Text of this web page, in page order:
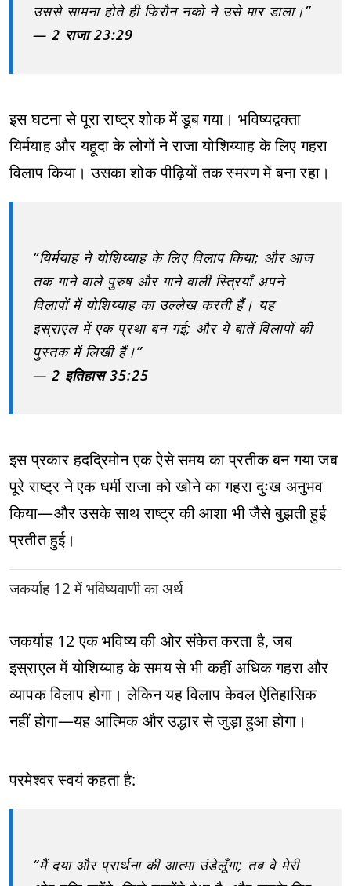
उससे सामना होते ही फिरौन नको ने उसे मार डाला।”
— 2 राजा 23:29
इस घटना से पूरा राष्ट्र शोक में डूब गया। भविष्यद्वक्ता
यिर्मयाह और यहूदा के लोगों ने राजा योशिय्याह के लिए गहरा
विलाप किया। उसका शोक पीढ़ियों तक स्मरण में बना रहा।
“यिर्मयाह ने योशिय्याह के लिए विलाप किया; और आज
तक गाने वाले पुरुष और गाने वाली स्त्रियाँ अपने
विलापों में योशिय्याह का उल्लेख करती हैं। यह
इस्राएल में एक प्रथा बन गई; और ये बातें विलापों की
पुस्तक में लिखी हैं।”
— 2 इतिहास 35:25
इस प्रकार हदद्रिमोन एक ऐसे समय का प्रतीक बन गया जब
पूरे राष्ट्र ने एक धर्मी राजा को खोने का गहरा दुःख अनुभव
किया—और उसके साथ राष्ट्र की आशा भी जैसे बुझती हुई
प्रतीत हुई।
जकर्याह 12 में भविष्यवाणी का अर्थ
जकर्याह 12 एक भविष्य की ओर संकेत करता है, जब
इस्राएल में योशिय्याह के समय से भी कहीं अधिक गहरा और
व्यापक विलाप होगा। लेकिन यह विलाप केवल ऐतिहासिक
नहीं होगा—यह आत्मिक और उद्धार से जुड़ा हुआ होगा।
परमेश्वर स्वयं कहता है:
“मैं दया और प्रार्थना की आत्मा उंडेलूँगा; तब वे मेरी